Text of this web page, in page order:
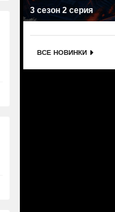
3 сезон 2 серия
ВСЕ НОВИНКИ